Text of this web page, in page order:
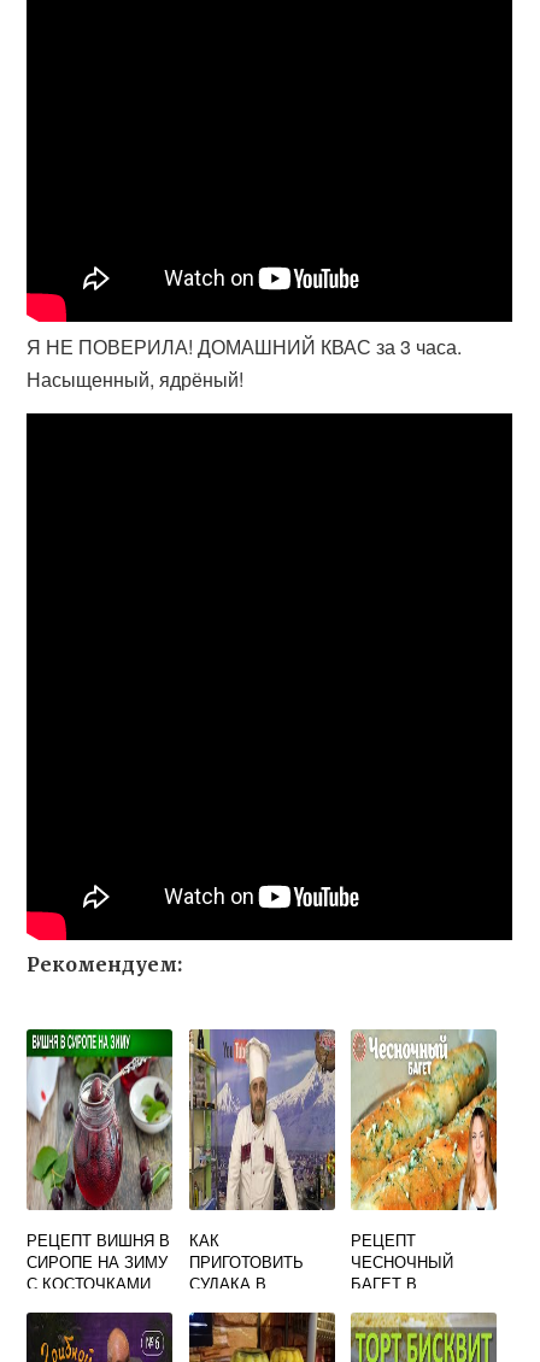
Я НЕ ПОВЕРИЛА! ДОМАШНИЙ КВАС за 3 часа.
Насыщенный, ядрёный!
Рекомендуем:
РЕЦЕПТ ВИШНЯ В
СИРОПЕ НА ЗИМУ
С КОСТОЧКАМИ
КАК
ПРИГОТОВИТЬ
СУДАКА В
РЕЦЕПТ
ЧЕСНОЧНЫЙ
БАГЕТ В